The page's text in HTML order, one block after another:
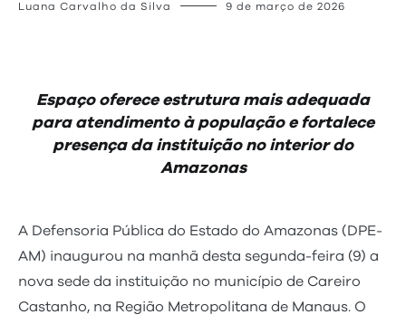
Luana Carvalho da Silva 9 de março de 2026
Espaço oferece estrutura mais adequada
para atendimento à população e fortalece
presença da instituição no interior do
Amazonas
A Defensoria Pública do Estado do Amazonas (DPE-
AM) inaugurou na manhã desta segunda-feira (9) a
nova sede da instituição no município de Careiro
Castanho, na Região Metropolitana de Manaus. O